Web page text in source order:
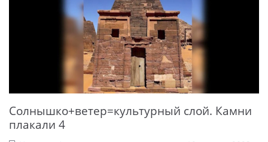
Солнышко+ветер=культурный слой. Камни
плакали 4